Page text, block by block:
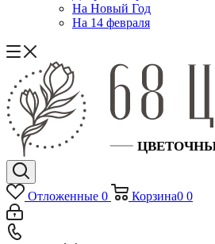
На Новый Год
На 14 февраля
Отложенные 0 Корзина0 0